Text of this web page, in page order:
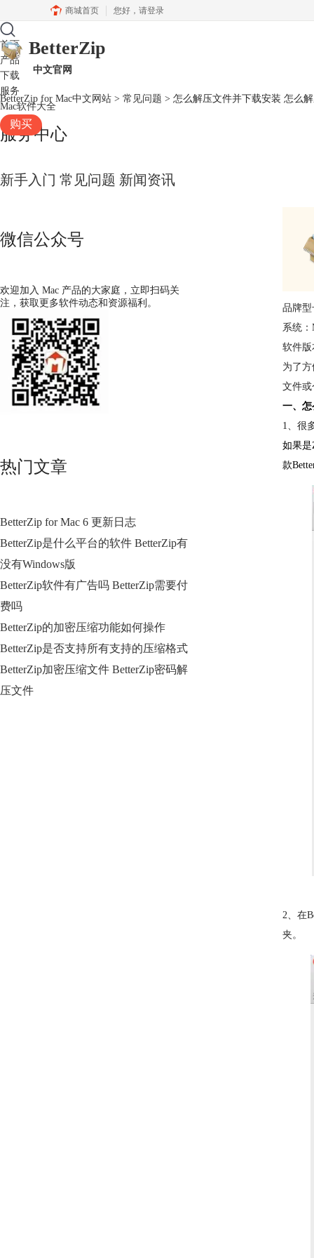
商城首页 您好， 请登录
BetterZip
中文官网
首页
产品
下载
服务
Mac软件大全
购买
BetterZip for Mac中文网站 > 常见问题 > 怎么解压文件并下载安装 怎么
服务中心
新手入门 常见问题 新闻资讯
微信公众号
欢迎加入 Mac 产品的大家庭，立即扫码关
注，获取更多软件动态和资源福利。
热门文章
BetterZip for Mac 6 更新日志
BetterZip是什么平台的软件 BetterZip有
没有Windows版
BetterZip软件有广告吗 BetterZip需要付
费吗
BetterZip的加密压缩功能如何操作
BetterZip是否支持所有支持的压缩格式
BetterZip加密压缩文件 BetterZip密码解
压文件
品牌型
系统：
软件版
为了
文件
一、
1、很
如果
款
2、在
夹。